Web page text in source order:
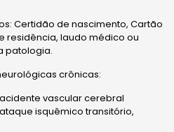
Certidão de nascimento, Cartão
residência, laudo médico ou
patologia.
crônicas:
vascular cerebral
isquêmico transitório,